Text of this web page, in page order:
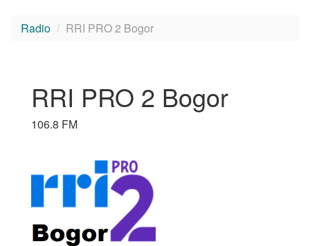
Radio RRI PRO 2 Bogor
RRI PRO 2 Bogor
106.8 FM